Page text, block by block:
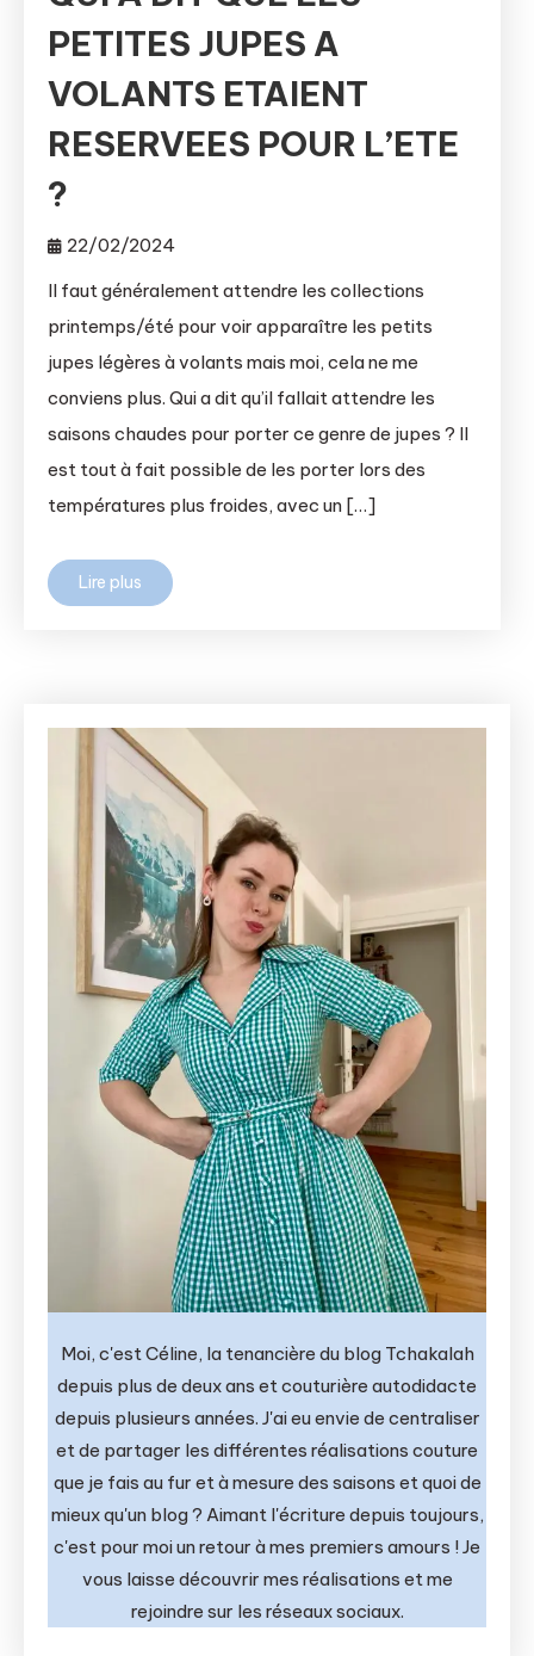
PETITES JUPES A
VOLANTS ETAIENT
RESERVEES POUR L’ETE
?
22/02/2024
Il faut généralement attendre les collections
printemps/été pour voir apparaître les petits
jupes légères à volants mais moi, cela ne me
conviens plus. Qui a dit qu’il fallait attendre les
saisons chaudes pour porter ce genre de jupes ? Il
est tout à fait possible de les porter lors des
températures plus froides, avec un […]
Lire plus
Moi, c'est Céline, la tenancière du blog Tchakalah
depuis plus de deux ans et couturière autodidacte
depuis plusieurs années. J'ai eu envie de centraliser
et de partager les différentes réalisations couture
que je fais au fur et à mesure des saisons et quoi de
mieux qu'un blog ? Aimant l'écriture depuis toujours,
c'est pour moi un retour à mes premiers amours ! Je
vous laisse découvrir mes réalisations et me
rejoindre sur les réseaux sociaux.